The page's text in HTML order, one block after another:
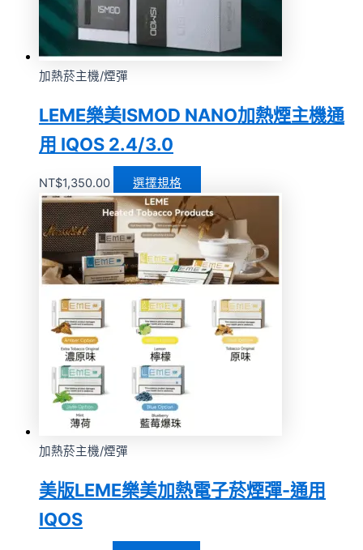
加熱菸主機/煙彈
LEME樂美ISMOD NANO加熱煙主機通
用 IQOS 2.4/3.0
NT$1,350.00 選擇規格
加熱菸主機/煙彈
美版LEME樂美加熱電子菸煙彈-通用
IQOS